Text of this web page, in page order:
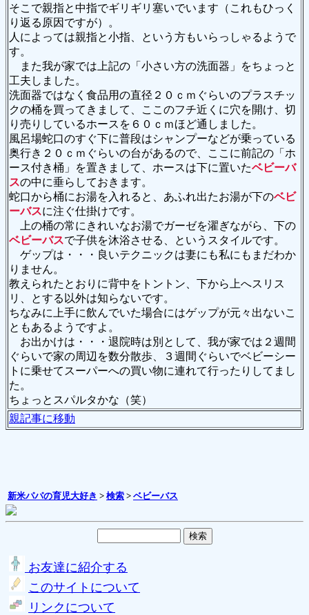
そこで親指と中指でギリギリ塞いでいます（これもひっく
り返る原因ですが）。
人によっては親指と小指、という方もいらっしゃるようで
す。
また我が家では上記の「小さい方の洗面器」をちょっと
工夫しました。
洗面器ではなく食品用の直径２０ｃｍぐらいのプラスチッ
クの桶を買ってきまして、ここのフチ近くに穴を開け、切
り売りしているホースを６０ｃｍほど通しました。
風呂場蛇口のすぐ下に普段はシャンプーなどが乗っている
奥行き２０ｃｍぐらいの台があるので、ここに前記の「ホ
ース付き桶」を置きまして、ホースは下に置いたベビーバ
スの中に垂らしておきます。
蛇口から桶にお湯を入れると、あふれ出たお湯が下のベビ
ーバスに注ぐ仕掛けです。
上の桶の常にきれいなお湯でガーゼを濯ぎながら、下の
ベビーバスで子供を沐浴させる、というスタイルです。
ゲップは・・・良いテクニックは妻にも私にもまだわか
りません。
教えられたとおりに背中をトントン、下から上へスリス
リ、とする以外は知らないです。
ちなみに上手に飲んでいた場合にはゲップが元々出ないこ
ともあるようですよ。
お出かけは・・・退院時は別として、我が家では２週間
ぐらいで家の周辺を数分散歩、３週間ぐらいでベビーシー
トに乗せてスーパーへの買い物に連れて行ったりしてまし
た。
ちょっとスパルタかな（笑）
親記事に移動
新米パパの育児大好き > 検索 > ベビーバス
お友達に紹介する
このサイトについて
リンクについて